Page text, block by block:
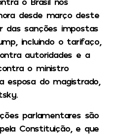
desde março deste
das sanções impostas
incluindo o tarifaço,
autoridades e a
o ministro
esposa do magistrado,
parlamentares são
Constituição, e que